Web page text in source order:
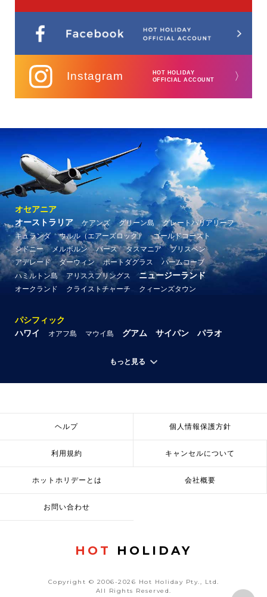
Instagram
HOT HOLIDAY
OFFICIAL ACCOUNT
〉
オセアニア
オーストラリア
ケアンズ グリーン島
グレートバリアリーフ
キュランダ
ウルル（エアーズロック）
ゴールドコースト
シドニー
メルボルン パース タスマニア
ブリスベン
アデレード
ダーウィン ポートダグラス
パームコーブ
ハミルトン島
アリススプリングス ニュージーランド
オークランド クライストチャーチ クィーンズタウン
パシフィック
ハワイ
オアフ島 マウイ島 グアム サイパン パラオ
もっと見る
ヘルプ 個人情報保護方針
利用規約 キャンセルについて
ホットホリデーとは 会社概要
お問い合わせ
HOT HOLIDAY
Copyright © 2006-2026 Hot Holiday Pty., Ltd.
All Rights Reserved.